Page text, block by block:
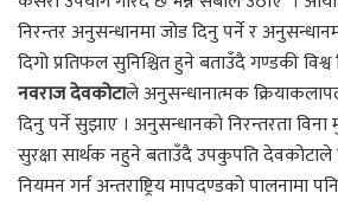
निरन्तर अनुसन्धानमा जोड दिनु पर्ने र
दिगो प्रतिफल सुनिश्चित हुने बताउँदै गण्डकी विश्व
नवराज देवकोटाले अनुसन्धानात्मक
दिनु पर्ने सुझाए । अनुसन्धानको निरन्तरता
सुरक्षा सार्थक नहुने बताउँदै उपकुपति
नियमन गर्न अन्तराष्ट्रिय मापदण्डको पालनामा